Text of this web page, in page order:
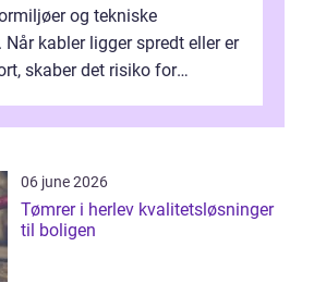
og tekniske
kabler ligger spredt eller er
skaber det risiko for
06 june 2026
Tømrer i herlev kvalitetsløsninger
til boligen